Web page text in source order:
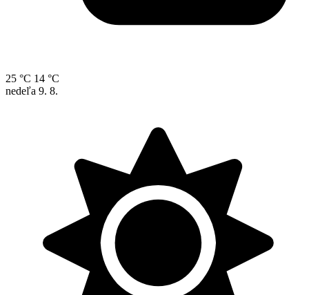
25 °C 14 °C
nedeľa 9. 8.